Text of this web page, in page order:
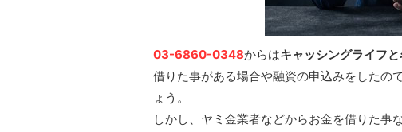
03-6860-0348からはキャッシングライフ
借りた事がある場合や融資の申込みをしたの
ょう。
しかし、ヤミ金業者などからお金を借りた事